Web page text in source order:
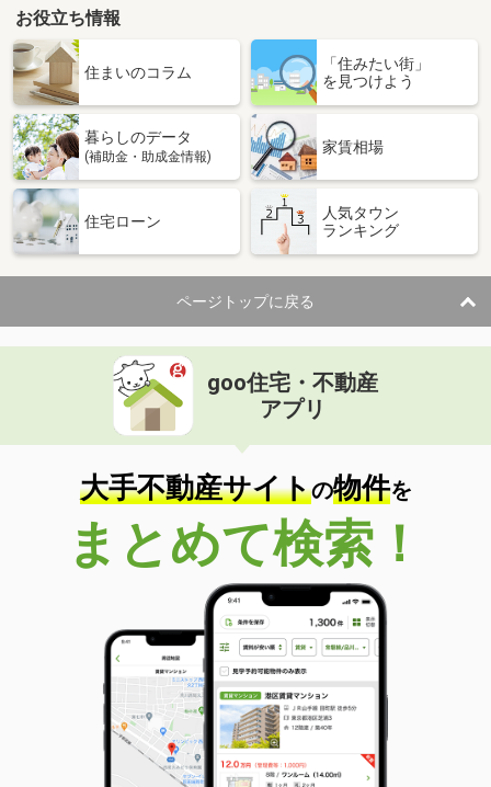
お役立ち情報
住まいのコラム
「住みたい街」
を見つけよう
暮らしのデータ
(補助金・助成金情報)
家賃相場
住宅ローン
人気タウン
ランキング
ページトップに戻る
goo住宅・不動産
アプリ
大手不動産サイトの物件を
まとめて検索！